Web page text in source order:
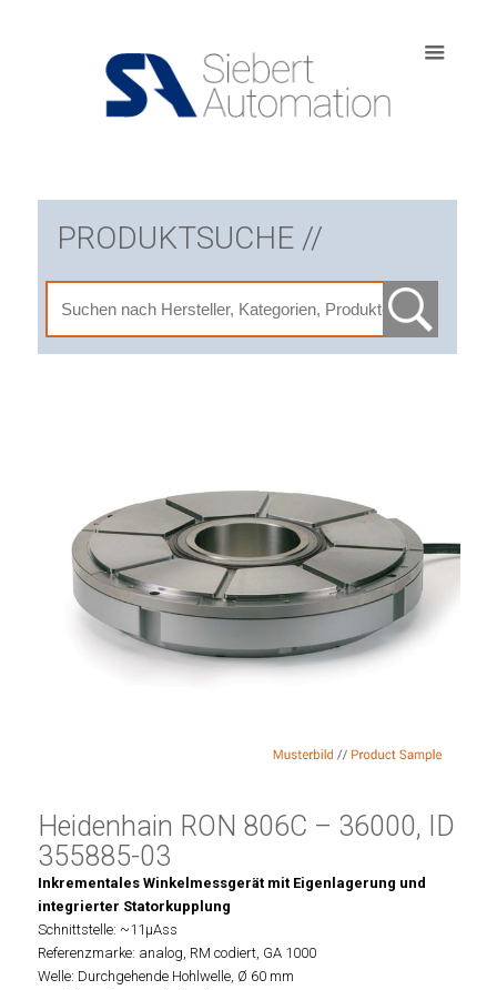
PRODUKTSUCHE //
Heidenhain RON 806C – 36000, ID
355885-03
Inkrementales Winkelmessgerät mit Eigenlagerung und
integrierter Statorkupplung
Schnittstelle: ~11µAss
Referenzmarke: analog, RM codiert, GA 1000
Welle: Durchgehende Hohlwelle, Ø 60 mm